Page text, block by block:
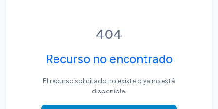
404
Recurso no encontrado
El recurso solicitado no existe o ya no está
disponible.